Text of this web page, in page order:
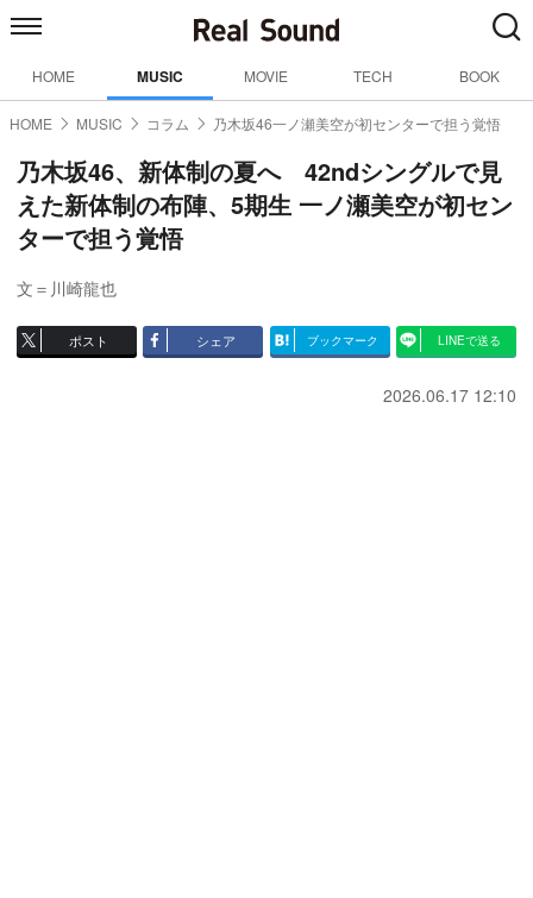
HOME MUSIC MOVIE TECH BOOK
HOME MUSIC コラム 乃木坂46一ノ瀬美空が初センターで担う覚悟
乃木坂46、新体制の夏へ 42ndシングルで見
えた新体制の布陣、5期生 一ノ瀬美空が初セン
ターで担う覚悟
文＝川崎龍也
ポスト シェア ブックマーク LINEで送る
2026.06.17 12:10